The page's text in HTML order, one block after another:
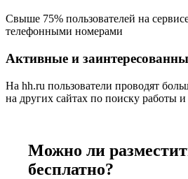
Свыше 75% пользователей на
телефонными номерами
Активные и
На hh.ru пользователи проводят
на других сайтах по поиску работы и
Можно ли
бесплатно?